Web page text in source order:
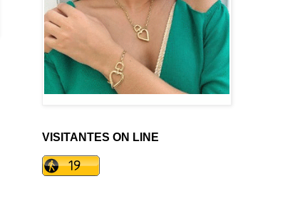
VISITANTES ON LINE